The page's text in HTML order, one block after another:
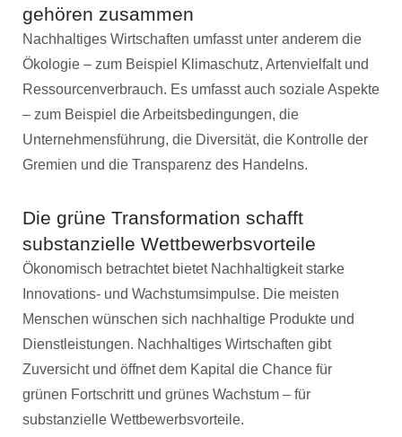
gehören zusammen
Nachhaltiges Wirtschaften umfasst unter anderem die
Ökologie – zum Beispiel Klimaschutz, Artenvielfalt und
Ressourcenverbrauch. Es umfasst auch soziale Aspekte
– zum Beispiel die Arbeitsbedingungen, die
Unternehmensführung, die Diversität, die Kontrolle der
Gremien und die Transparenz des Handelns.
Die grüne Transformation schafft
substanzielle Wettbewerbsvorteile
Ökonomisch betrachtet bietet Nachhaltigkeit starke
Innovations- und Wachstumsimpulse. Die meisten
Menschen wünschen sich nachhaltige Produkte und
Dienstleistungen. Nachhaltiges Wirtschaften gibt
Zuversicht und öffnet dem Kapital die Chance für
grünen Fortschritt und grünes Wachstum – für
substanzielle Wettbewerbsvorteile.